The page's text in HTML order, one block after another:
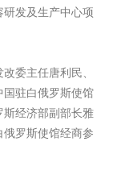
发及生产中心项
委主任唐利民、
国驻白俄罗斯使馆
斯经济部副部长雅
罗斯使馆经商参